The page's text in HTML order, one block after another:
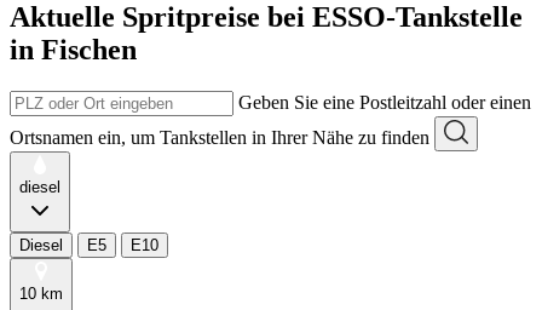
Aktuelle Spritpreise bei ESSO-Tankstelle
in Fischen
Geben Sie eine Postleitzahl oder einen
Ortsnamen ein, um Tankstellen in Ihrer Nähe zu finden
diesel
Diesel E5 E10
10 km